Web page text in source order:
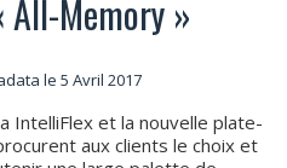
All-Memory »
le 5 Avril 2017
IntelliFlex et la nouvelle plate-
aux clients le choix et